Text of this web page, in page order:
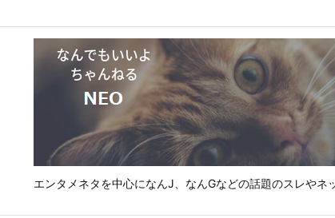
エンタメネタを中心になんJ、なんGなどの話題のスレやネ